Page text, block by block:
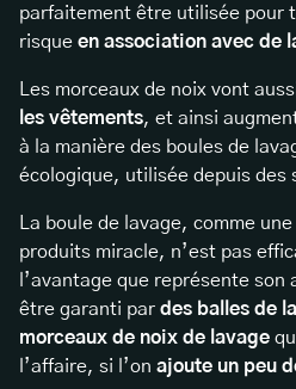
parfaitement être utilisée pour
risque en association avec de
Les morceaux de noix vont
les vêtements, et ainsi
à la manière des boules de
écologique, utilisée depuis des
La boule de lavage, comme
produits miracle, n’est pas
l’avantage que représente
être garanti par des balles de
morceaux de noix de lavage
l’affaire, si l’on ajoute un peu